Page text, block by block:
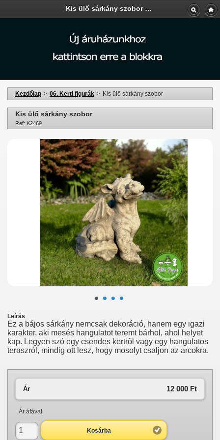
Kis ülő sárkány szobor - Kerti-Áruda
Kezdőlap > 06. Kerti figurák > Kis ülő sárkány szobor
Kis ülő sárkány szobor
Ref: K2469
• • • •
Leírás
Ez a bájos sárkány nemcsak dekoráció, hanem egy igazi
karakter, aki mesés hangulatot teremt bárhol, ahol helyet
kap. Legyen szó egy csendes kertről vagy egy hangulatos
teraszról, mindig ott lesz, hogy mosolyt csaljon az arcokra.
12 000 Ft‎
Ár
Ár áfával
Kosárba